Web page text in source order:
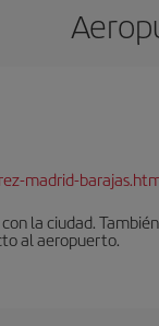
madrid-
la ciudad.
al aeropuerto.